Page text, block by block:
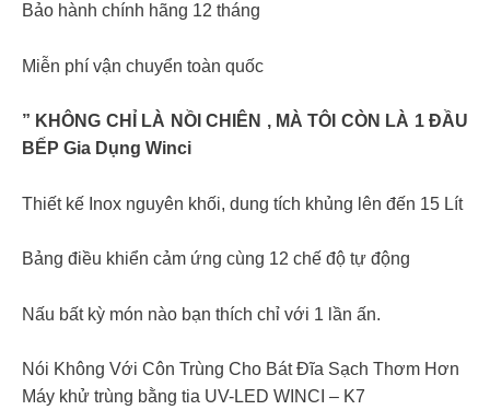
Bảo hành chính hãng 12 tháng
Miễn phí vận chuyển toàn quốc
” KHÔNG CHỈ LÀ NỒI CHIÊN , MÀ TÔI CÒN LÀ 1 ĐẦU
BẾP Gia Dụng Winci
Thiết kế Inox nguyên khối, dung tích khủng lên đến 15 Lít
Bảng điều khiển cảm ứng cùng 12 chế độ tự động
Nấu bất kỳ món nào bạn thích chỉ với 1 lần ấn.
Nói Không Với Côn Trùng Cho Bát Đĩa Sạch Thơm Hơn
Máy khử trùng bằng tia UV-LED WINCI – K7